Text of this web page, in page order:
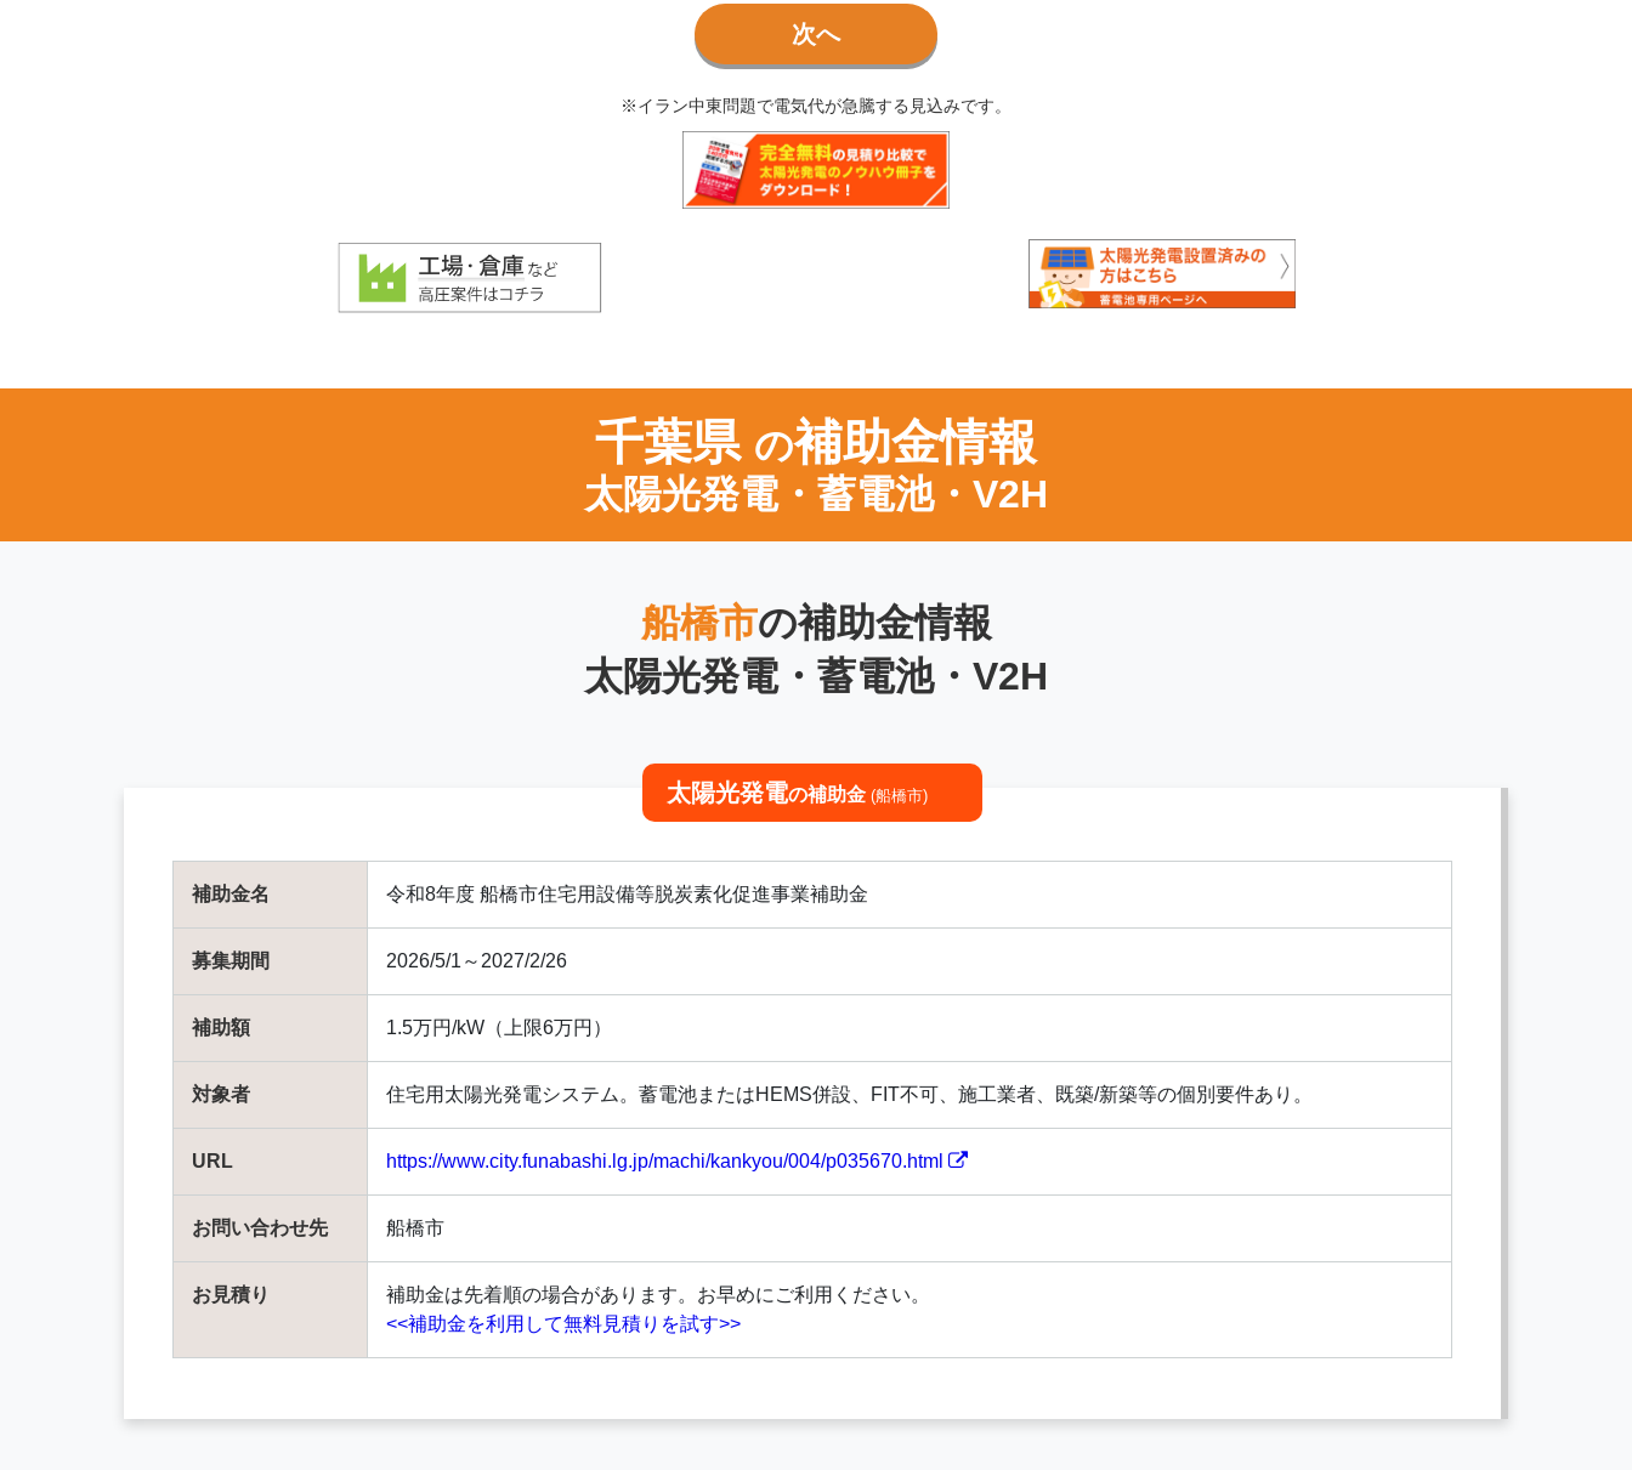
次へ
※イラン中東問題で電気代が急騰する見込みです。
千葉県 の補助金情報
太陽光発電・蓄電池・V2H
船橋市の補助金情報
太陽光発電・蓄電池・V2H
太陽光発電の補助金 (船橋市)
補助金名 令和8年度 船橋市住宅用設備等脱炭素化促進事業補助金
募集期間 2026/5/1～2027/2/26
補助額 1.5万円/kW（上限6万円）
対象者 住宅用太陽光発電システム。蓄電池またはHEMS併設、FIT不可、施工業者、既築/新築等の個別要件あり。
URL https://www.city.funabashi.lg.jp/machi/kankyou/004/p035670.html
お問い合わせ先 船橋市
お見積り
補助金は先着順の場合があります。お早めにご利用ください。
<<補助金を利用して無料見積りを試す>>